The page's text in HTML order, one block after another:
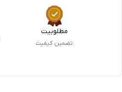
مطلوبیت
تضمین کیفیت